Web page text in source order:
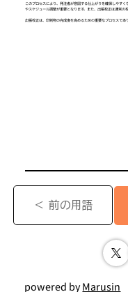
このプロセスにより、発注者が意図する仕上がりを確保しやす
やスケジュール調整が重要となります。また、出張校正は通常の
出張校正は、印刷物の完成度を高めるための重要なプロセスであ
＜ 前の用語
powered byMarusin